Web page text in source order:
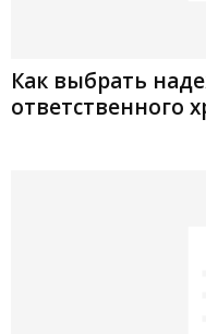
Как выбрать
ответственного